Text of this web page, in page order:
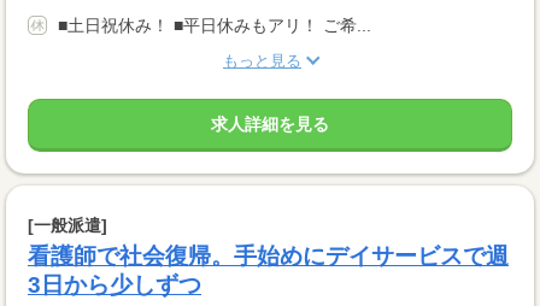
■土日祝休み！ ■平日休みもアリ！ ご希...
もっと見る
求人詳細を見る
[一般派遣]
看護師で社会復帰。手始めにデイサービスで週
3日から少しずつ